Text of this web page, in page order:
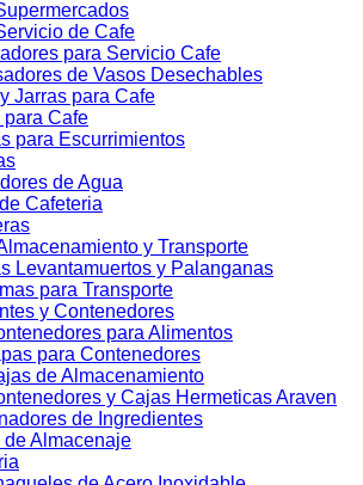
de Cafe
para Servicio Cafe
de Vasos Desechables
Jarras para Cafe
para Cafe
para Escurrimientos
de Agua
Cafeteria
y Transporte
Levantamuertos y Palanganas
para Transporte
y Contenedores
para Alimentos
para Contenedores
de Almacenamiento
y Cajas Hermeticas Araven
de Ingredientes
de Almacenaje